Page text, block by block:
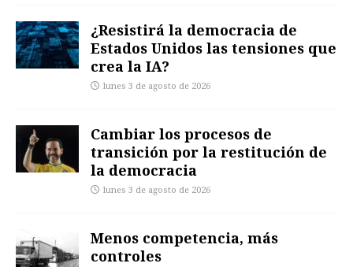
¿Resistirá la democracia de
Estados Unidos las tensiones que
crea la IA?
lunes 3 de agosto de 2026
Cambiar los procesos de
transición por la restitución de
la democracia
lunes 3 de agosto de 2026
Menos competencia, más
controles